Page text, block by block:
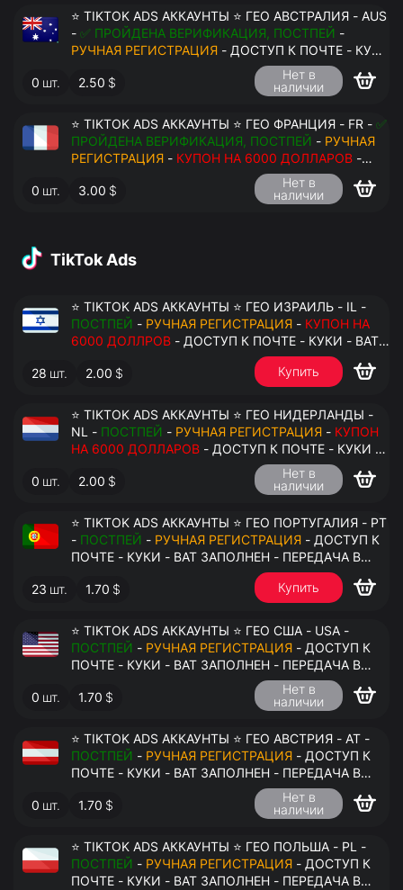
⭐ TIKTOK ADS АККАУНТЫ ⭐ ГЕО АВСТРАЛИЯ - AUS
- ✅ ПРОЙДЕНА ВЕРИФИКАЦИЯ, ПОСТПЕЙ -
РУЧНАЯ РЕГИСТРАЦИЯ - ДОСТУП К ПОЧТЕ - КУКИ
- ВАТ ЗАПОЛНЕН - ПЕРЕДАЧА В АНТИДЕТЕКТ
0 шт. 2.50 $
Нет в
наличии
⭐ TIKTOK ADS АККАУНТЫ ⭐ ГЕО ФРАНЦИЯ - FR - ✅
ПРОЙДЕНА ВЕРИФИКАЦИЯ, ПОСТПЕЙ - РУЧНАЯ
РЕГИСТРАЦИЯ - КУПОН НА 6000 ДОЛЛАРОВ -
ДОСТУП К ПОЧТЕ - КУКИ - ВАТ ЗАПОЛНЕН -
ПЕРЕДАЧА В АНТИДЕТЕКТ
0 шт. 3.00 $
Нет в
наличии
TikTok Ads
⭐ TIKTOK ADS АККАУНТЫ ⭐ ГЕО ИЗРАИЛЬ - IL -
ПОСТПЕЙ - РУЧНАЯ РЕГИСТРАЦИЯ - КУПОН НА
6000 ДОЛЛРОВ
ЗАПОЛНЕН - ПЕРЕДАЧА В АНТИДЕТЕКТ
28 шт. 2.00 $ Купить
⭐ TIKTOK ADS АККАУНТЫ ⭐ ГЕО НИДЕРЛАНДЫ -
NL - ПОСТПЕЙ - РУЧНАЯ РЕГИСТРАЦИЯ - КУПОН
НА 6000 ДОЛЛАРОВ - ДОСТУП К ПОЧТЕ - КУКИ -
ВАТ ЗАПОЛНЕН - ПЕРЕДАЧА В АНТИДЕТЕКТ
0 шт. 2.00 $
Нет в
наличии
⭐ TIKTOK ADS АККАУНТЫ ⭐ ГЕО ПОРТУГАЛИЯ - PT
- ПОСТПЕЙ - РУЧНАЯ РЕГИСТРАЦИЯ
ПОЧТЕ - КУКИ - ВАТ ЗАПОЛНЕН - ПЕРЕДАЧА В
23 шт. 1.70 $ Купить
⭐ TIKTOK ADS АККАУНТЫ ⭐ ГЕО США - USA -
ПОСТПЕЙ - РУЧНАЯ РЕГИСТРАЦИЯ - ДОСТУП К
ПОЧТЕ - КУКИ - ВАТ ЗАПОЛНЕН - ПЕРЕДАЧА В
0 шт. 1.70 $
Нет в
наличии
⭐ TIKTOK ADS АККАУНТЫ ⭐ ГЕО АВСТРИЯ - AT -
ПОСТПЕЙ - РУЧНАЯ РЕГИСТРАЦИЯ - ДОСТУП К
ПОЧТЕ - КУКИ - ВАТ ЗАПОЛНЕН - ПЕРЕДАЧА В
0 шт. 1.70 $
Нет в
наличии
⭐ TIKTOK ADS АККАУНТЫ ⭐ ГЕО ПОЛЬША - PL -
ПОСТПЕЙ - РУЧНАЯ РЕГИСТРАЦИЯ - ДОСТУП К
ПОЧТЕ - КУКИ - ВАТ ЗАПОЛНЕН - ПЕРЕДАЧА В